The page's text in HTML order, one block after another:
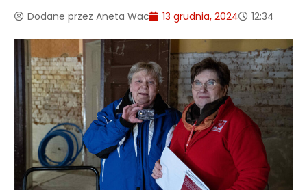
Dodane przez Aneta Wac 13 grudnia, 2024 12:34